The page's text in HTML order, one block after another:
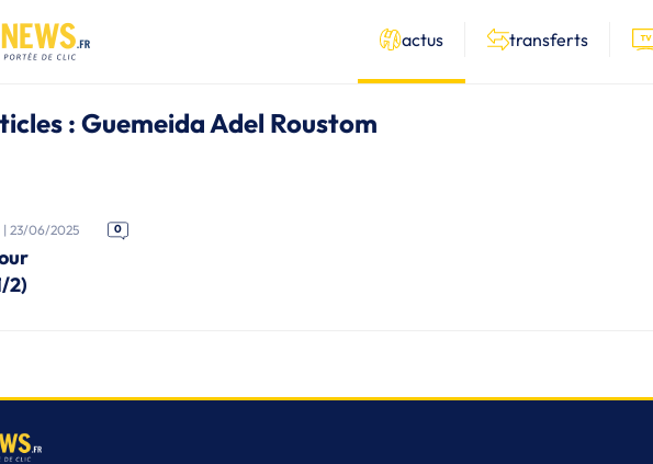
actus transferts
: Guemeida Adel Roustom
| 23/06/2025 0
2)